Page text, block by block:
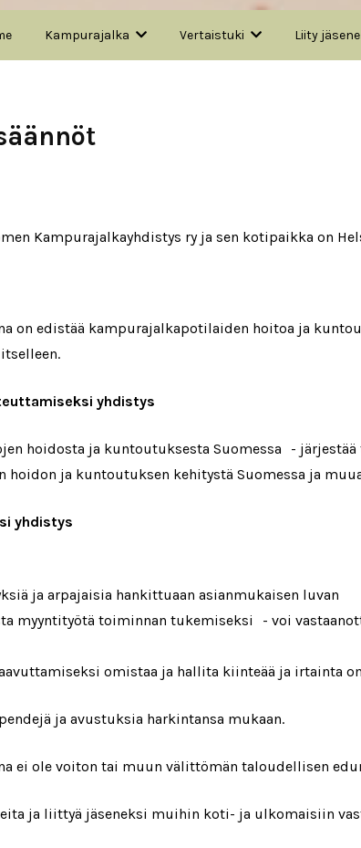
Kampurajalka Vertaistuki Liity
Kampurajalkayhdistys ry ja sen kotipaikka on
on edistää kampurajalkapotilaiden hoitoa ja
yhdistys
hoidosta ja kuntoutuksesta Suomessa -
hoidon ja kuntoutuksen kehitystä Suomessa ja
yhdistys
ja arpajaisia hankittuaan asianmukaisen luvan
myyntityötä toiminnan tukemiseksi - voi
omistaa ja hallita kiinteää ja irtainta
ja avustuksia harkintansa mukaan.
ei ole voiton tai muun välittömän taloudellisen
ja liittyä jäseneksi muihin koti- ja ulkomaisiin